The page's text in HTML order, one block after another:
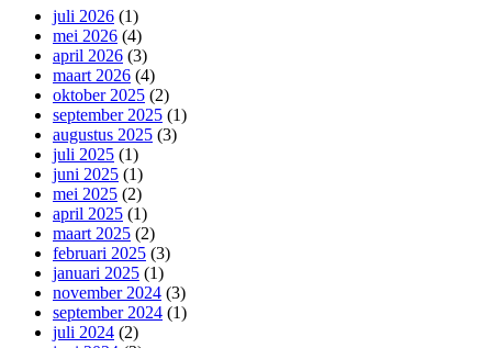
juli 2026 (1)
mei 2026 (4)
april 2026 (3)
maart 2026 (4)
oktober 2025 (2)
september 2025 (1)
augustus 2025 (3)
juli 2025 (1)
juni 2025 (1)
mei 2025 (2)
april 2025 (1)
maart 2025 (2)
februari 2025 (3)
januari 2025 (1)
november 2024 (3)
september 2024 (1)
juli 2024 (2)